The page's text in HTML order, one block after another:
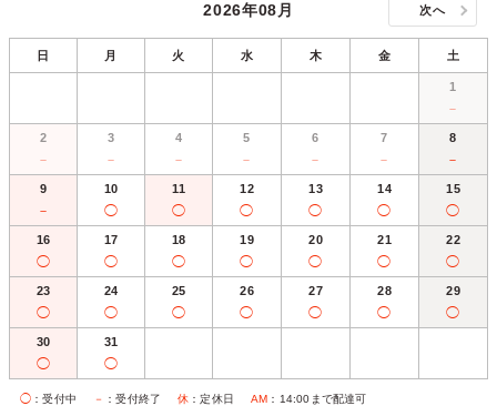
2026年08月 次へ
日 月 火 水 木 金 土
1
－
2
－
3
－
4
－
5
－
6
－
7
－
8
－
9
－
10
◯
11
◯
12
◯
13
◯
14
◯
15
◯
16
◯
17
◯
18
◯
19
◯
20
◯
21
◯
22
◯
23
◯
24
◯
25
◯
26
◯
27
◯
28
◯
29
◯
30
◯
31
◯
◯ ：受付中 － ：受付終了 休 ：定休日 AM ：14:00まで配達可